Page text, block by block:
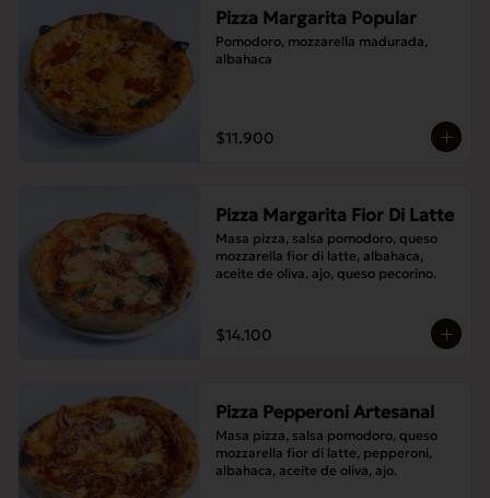
Pizza Margarita Popular
Pomodoro, mozzarella madurada,
albahaca
$11.900
Pizza Margarita Fior Di Latte
Masa pizza, salsa pomodoro, queso
mozzarella fior di latte, albahaca,
aceite de oliva, ajo, queso pecorino.
$14.100
Pizza Pepperoni Artesanal
Masa pizza, salsa pomodoro, queso
mozzarella fior di latte, pepperoni,
albahaca, aceite de oliva, ajo.